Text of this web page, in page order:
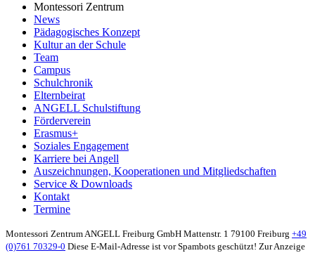
Montessori Zentrum
News
Pädagogisches Konzept
Kultur an der Schule
Team
Campus
Schulchronik
Elternbeirat
ANGELL Schulstiftung
Förderverein
Erasmus+
Soziales Engagement
Karriere bei Angell
Auszeichnungen, Kooperationen und Mitgliedschaften
Service & Downloads
Kontakt
Termine
Montessori Zentrum ANGELL Freiburg GmbH Mattenstr. 1 79100 Freiburg +49
(0)761 70329-0 Diese E-Mail-Adresse ist vor Spambots geschützt! Zur Anzeige